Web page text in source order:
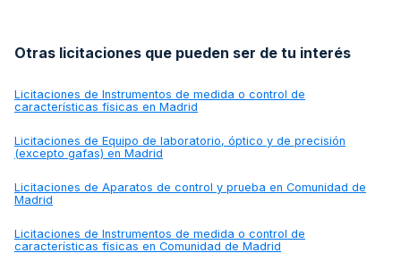
Otras licitaciones que pueden ser de tu interés
Licitaciones de Instrumentos de medida o control de
características físicas en Madrid
Licitaciones de Equipo de laboratorio, óptico y de precisión
(excepto gafas) en Madrid
Licitaciones de Aparatos de control y prueba en Comunidad de
Madrid
Licitaciones de Instrumentos de medida o control de
características físicas en Comunidad de Madrid